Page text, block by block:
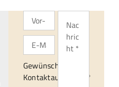
Gewünschte
Kontaktaufnahme:*